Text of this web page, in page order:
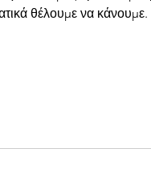
θέλουμε να